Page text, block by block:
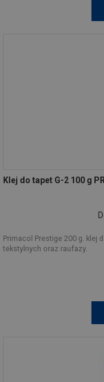
Klej do tapet G-2 100 g
Primacol Prestige 200 g. klej
tekstylnych oraz raufazy.